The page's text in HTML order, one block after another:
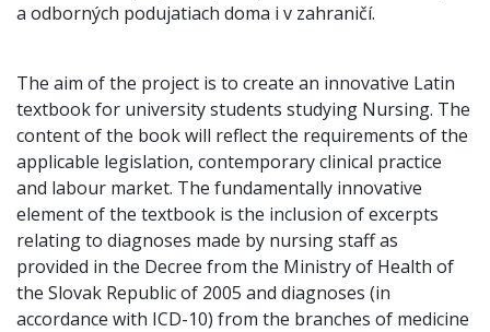
a odborných podujatiach doma i v zahraničí.
The aim of the project is to create an innovative Latin
textbook for university students studying Nursing. The
content of the book will reflect the requirements of the
applicable legislation, contemporary clinical practice
and labour market. The fundamentally innovative
element of the textbook is the inclusion of excerpts
relating to diagnoses made by nursing staff as
provided in the Decree from the Ministry of Health of
the Slovak Republic of 2005 and diagnoses (in
accordance with ICD-10) from the branches of medicine